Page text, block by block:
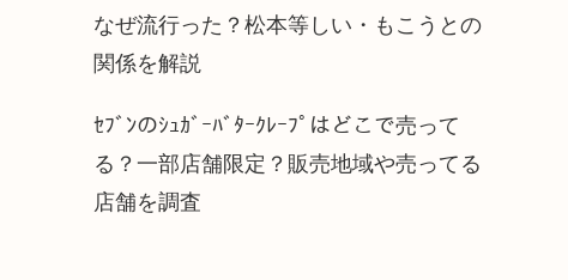
なぜ流行った？松本等しい・もこうとの
関係を解説
ｾﾌﾞﾝのｼｭｶﾞｰﾊﾞﾀｰｸﾚｰﾌﾟはどこで売って
る？一部店舗限定？販売地域や売ってる
店舗を調査